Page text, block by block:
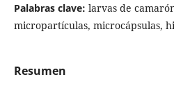
Palabras clave: larvas de
micropartículas, microcápsulas,
Resumen